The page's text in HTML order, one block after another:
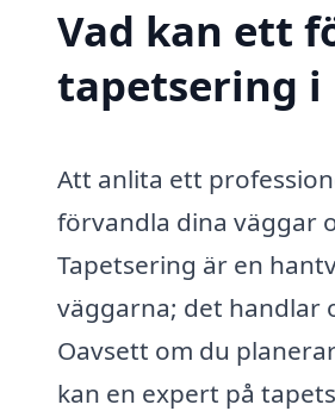
Vad kan ett
tapetsering i
Att anlita ett
förvandla dina väggar
Tapetsering är en
väggarna; det handlar
Oavsett om du
kan en expert på